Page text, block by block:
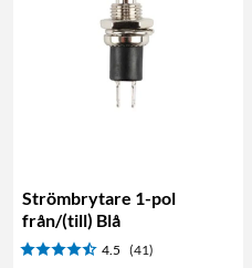
Strömbrytare 1-pol
från/(till) Blå
4.5 (41)